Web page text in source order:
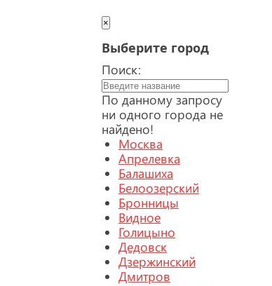
×
Выберите город
Поиск:
По данному запросу
ни одного города не
найдено!
Москва
Апрелевка
Балашиха
Белоозерский
Бронницы
Видное
Голицыно
Дедовск
Дзержинский
Дмитров